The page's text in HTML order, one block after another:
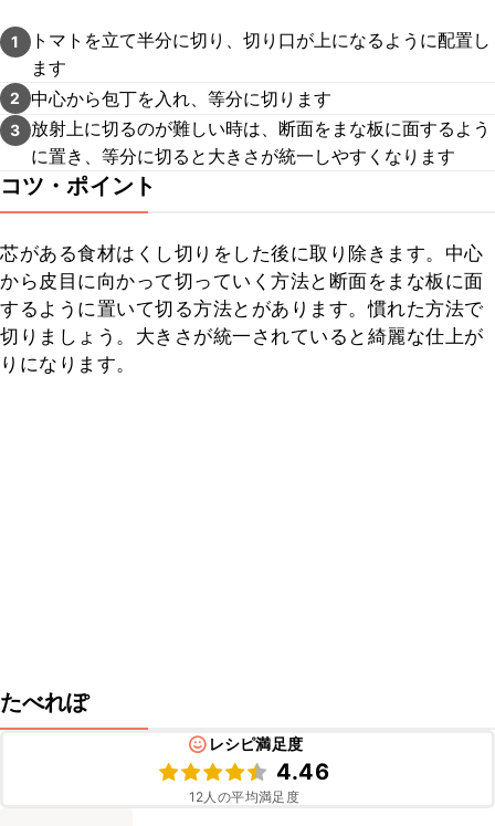
1
トマトを立て半分に切り、切り口が上になるように配置し
ます
2 中心から包丁を入れ、等分に切ります
3
放射上に切るのが難しい時は、断面をまな板に面するよう
に置き、等分に切ると大きさが統一しやすくなります
コツ・ポイント
芯がある食材はくし切りをした後に取り除きます。中心
から皮目に向かって切っていく方法と断面をまな板に面
するように置いて切る方法とがあります。慣れた方法で
切りましょう。大きさが統一されていると綺麗な仕上が
りになります。
たべれぽ
レシピ満足度
4.46
12人の平均満足度